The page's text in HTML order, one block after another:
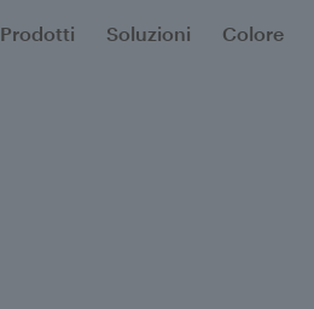
Prodotti Soluzioni Colore